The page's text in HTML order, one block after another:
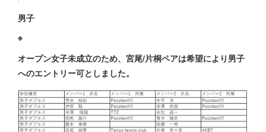
男子
※
オープン女子未成立のため、宮尾/片桐ペアは希望により男子
へのエントリー可としました。